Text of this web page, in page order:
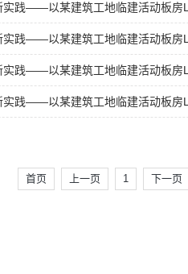
实践——以某建筑工地临建活动板房
实践——以某建筑工地临建活动板房
实践——以某建筑工地临建活动板房
实践——以某建筑工地临建活动板房
首页 上一页 1 下一页